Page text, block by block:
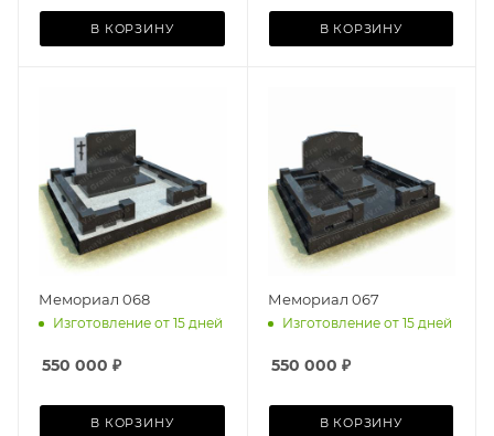
В КОРЗИНУ В КОРЗИНУ
Мемориал 068
Изготовление от 15 дней
550 000 ₽
В КОРЗИНУ
Мемориал 067
Изготовление от 15 дней
550 000 ₽
В КОРЗИНУ